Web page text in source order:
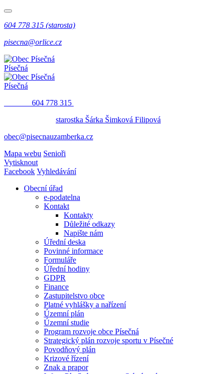
604 778 315 (starosta)
pisecna@orlice.cz
Písečná
Písečná
604 778 315
starostka Šárka Šimková Filipová
obec@pisecnauzamberka.cz
Mapa webu Senioři
Vytisknout
Facebook Vyhledávání
Obecní úřad
e-podatelna
Kontakt
Kontakty
Důležité odkazy
Napište nám
Úřední deska
Povinné informace
Formuláře
Úřední hodiny
GDPR
Finance
Zastupitelstvo obce
Platné vyhlášky a nařízení
Územní plán
Územní studie
Program rozvoje obce Písečná
Strategický plán rozvoje sportu v Písečné
Povodňový plán
Krizové řízení
Znak a prapor